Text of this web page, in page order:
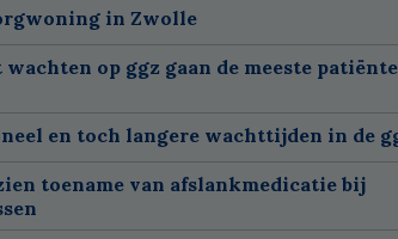
in Zwolle
op ggz gaan de meeste
en toch langere wachttijden in de
toename van afslankmedicatie bij